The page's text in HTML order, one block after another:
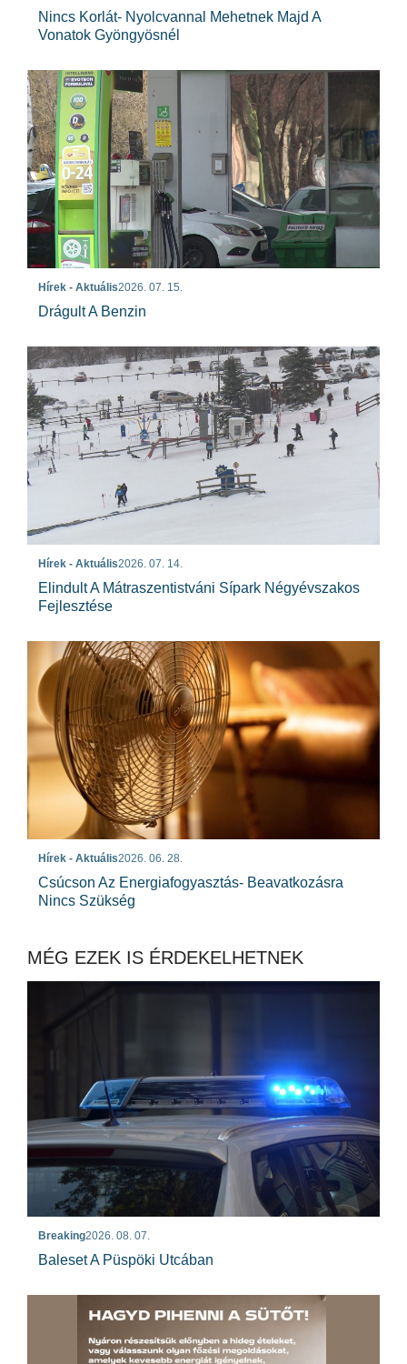
Nincs Korlát- Nyolcvannal Mehetnek Majd A
Vonatok Gyöngyösnél
Hírek - Aktuális2026. 07. 15.
Drágult A Benzin
Hírek - Aktuális2026. 07. 14.
Elindult A Mátraszentistváni Sípark Négyévszakos
Fejlesztése
Hírek - Aktuális2026. 06. 28.
Csúcson Az Energiafogyasztás- Beavatkozásra
Nincs Szükség
MÉG EZEK IS ÉRDEKELHETNEK
Breaking2026. 08. 07.
Baleset A Püspöki Utcában